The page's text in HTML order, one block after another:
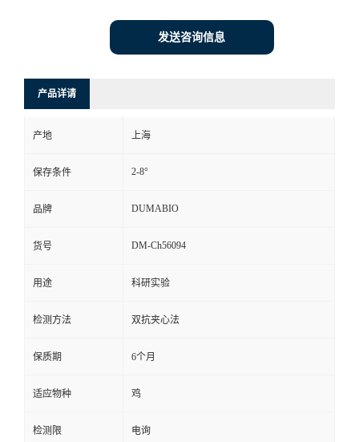
方
言
发送咨询信息
产品详请
产地 上海
保存条件 2-8°
品牌 DUMABIO
货号 DM-Ch56094
用途 科研实验
检测方法 双抗夹心法
保质期 6个月
适应物种 鸡
检测限 电询